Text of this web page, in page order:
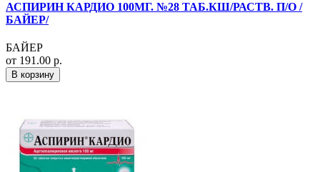
АСПИРИН КАРДИО 100МГ. №28 ТАБ.КШ/РАСТВ. П/О /
БАЙЕР/
БАЙЕР
от 191.00 р.
В корзину